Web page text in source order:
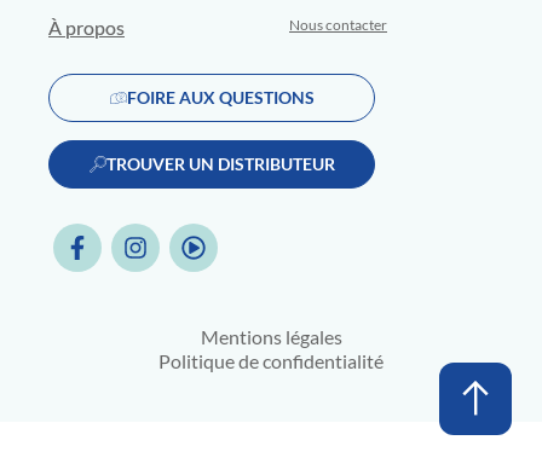
À propos Nous contacter
FOIRE AUX QUESTIONS
TROUVER UN DISTRIBUTEUR
Mentions légales
Politique de confidentialité